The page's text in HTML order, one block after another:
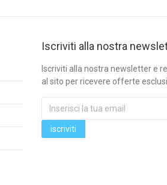
Iscriviti alla nostra
Iscriviti alla nostra newsletter e
al sito per ricevere offerte